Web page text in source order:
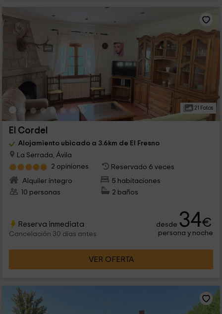
21 Fotos
El Cordel
Alojamiento ubicado a 3.6km de El Fresno
La Serrada, Ávila
2 opiniones
Reservado 6 veces
Alquiler íntegro
5 habitaciones
10 personas
2 baños
Reserva inmediata
Cancelación 30 días antes
desde 34€
persona y noche
VER OFERTA